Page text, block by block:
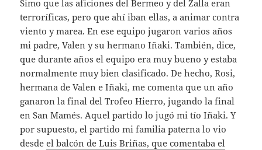
Simo que las aficiones del Bermeo y del Zalla eran
terroríficas, pero que ahí iban ellas, a animar contra
viento y marea. En ese equipo jugaron varios años
mi padre, Valen y su hermano Iñaki. También, dice,
que durante años el equipo era muy bueno y estaba
normalmente muy bien clasificado. De hecho, Rosi,
hermana de Valen e Iñaki, me comenta que un año
ganaron la final del Trofeo Hierro, jugando la final
en San Mamés. Aquel partido lo jugó mi tío Iñaki. Y
por supuesto, el partido mi familia paterna lo vio
desdeel balcón de Luis Briñas, que comentaba el